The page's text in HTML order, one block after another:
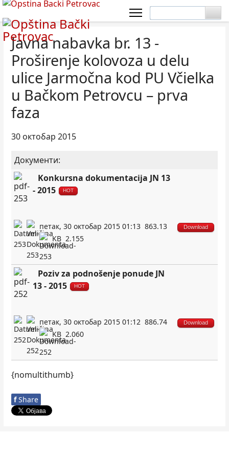
Javna nabavka br. 13 -
Proširenje kolovoza u delu
ulice Jarmočna kod PU Včielka
u Bačkom Petrovcu – prva
faza
30 октобар 2015
Документи:
Konkursna dokumentacija JN 13
- 2015
HOT
петак, 30 октобар 2015 01:13 863.13
KB 2.155
Download
Poziv za podnošenje ponude JN
13 - 2015
HOT
петак, 30 октобар 2015 01:12 886.74
KB 2.060
Download
{nomultithumb}
f Share